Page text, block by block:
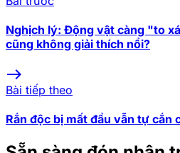
Nghịch lý: Động vật càng "to
cũng không giải thích nổi?
east
Bài tiếp theo
Rắn độc bị mất đầu vẫn tự cắn